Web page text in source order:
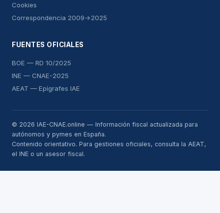
Cookies
Correspondencia 2009→2025
FUENTES OFICIALES
BOE — RD 10/2025
INE — CNAE-2025
AEAT — Epígrafes IAE
© 2026 IAE-CNAE.online — Información fiscal actualizada para
autónomos y pymes en España.
Contenido orientativo. Para gestiones oficiales, consulta la AEAT,
el INE o un asesor fiscal.